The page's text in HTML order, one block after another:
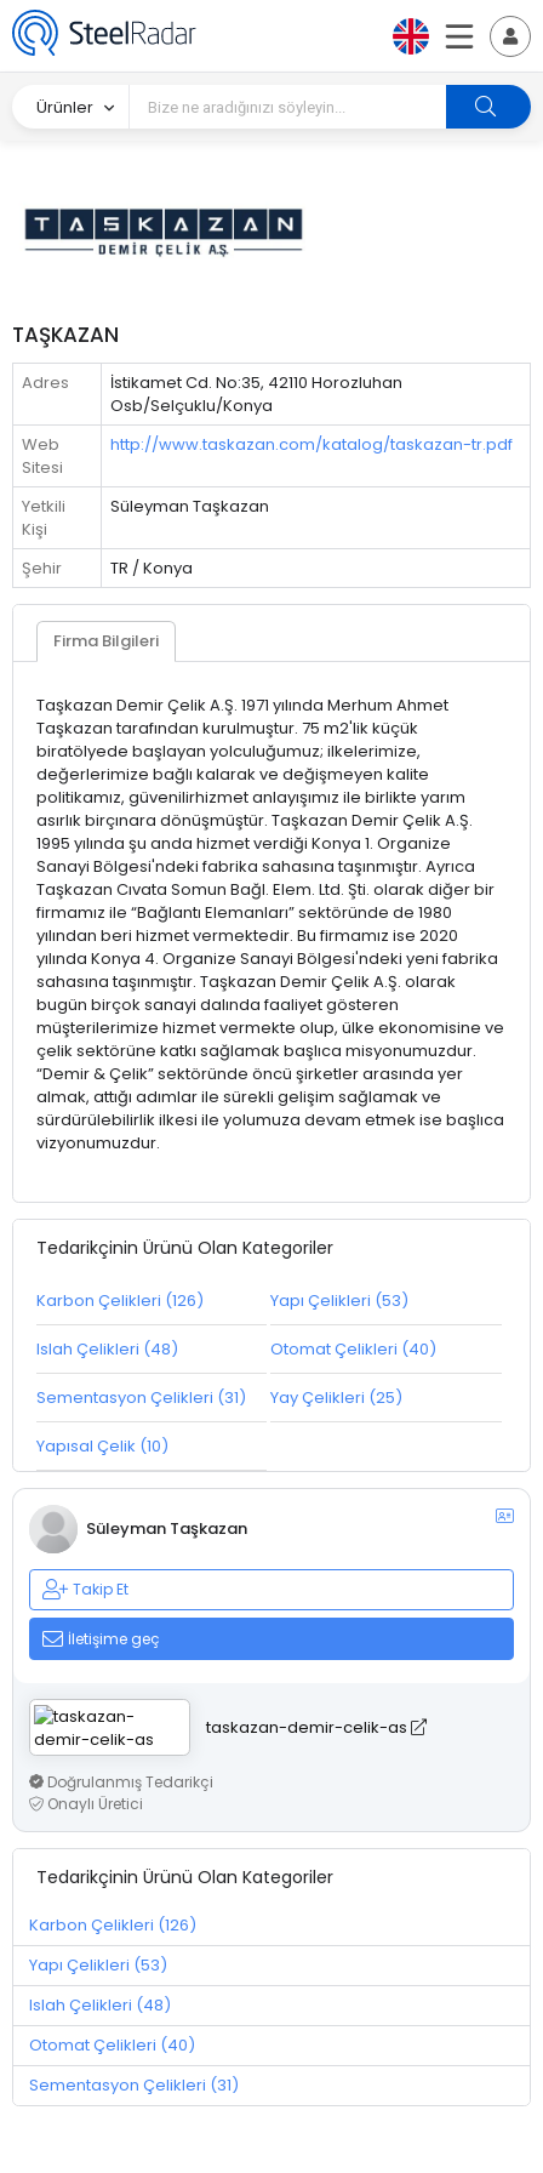
Ürünler
TAŞKAZAN
Adres
İstikamet Cd. No:35, 42110 Horozluhan
Osb/Selçuklu/Konya
Web
Sitesi
http://www.taskazan.com/katalog/taskazan-tr.pdf
Yetkili
Kişi
Süleyman Taşkazan
Şehir TR / Konya
Firma Bilgileri
Taşkazan Demir Çelik A.Ş. 1971 yılında Merhum Ahmet
Taşkazan tarafından kurulmuştur. 75 m2'lik küçük
biratölyede başlayan yolculuğumuz; ilkelerimize,
değerlerimize bağlı kalarak ve değişmeyen kalite
politikamız, güvenilirhizmet anlayışımız ile birlikte yarım
asırlık birçınara dönüşmüştür. Taşkazan Demir Çelik A.Ş.
1995 yılında şu anda hizmet verdiği Konya 1. Organize
Sanayi Bölgesi'ndeki fabrika sahasına taşınmıştır. Ayrıca
Taşkazan Cıvata Somun Bağl. Elem. Ltd. Şti. olarak diğer bir
firmamız ile “Bağlantı Elemanları” sektöründe de 1980
yılından beri hizmet vermektedir. Bu firmamız ise 2020
yılında Konya 4. Organize Sanayi Bölgesi'ndeki yeni fabrika
sahasına taşınmıştır. Taşkazan Demir Çelik A.Ş. olarak
bugün birçok sanayi dalında faaliyet gösteren
müşterilerimize hizmet vermekte olup, ülke ekonomisine ve
çelik sektörüne katkı sağlamak başlıca misyonumuzdur.
“Demir & Çelik” sektöründe öncü şirketler arasında yer
almak, attığı adımlar ile sürekli gelişim sağlamak ve
sürdürülebilirlik ilkesi ile yolumuza devam etmek ise başlıca
vizyonumuzdur.
Tedarikçinin Ürünü Olan Kategoriler
Karbon Çelikleri (126) Yapı Çelikleri (53)
Islah Çelikleri (48) Otomat Çelikleri (40)
Sementasyon Çelikleri (31) Yay Çelikleri (25)
Yapısal Çelik (10)
Süleyman Taşkazan
Takip Et
İletişime geç
taskazan-demir-celik-as
Doğrulanmış Tedarikçi
Onaylı Üretici
Tedarikçinin Ürünü Olan Kategoriler
Karbon Çelikleri (126)
Yapı Çelikleri (53)
Islah Çelikleri (48)
Otomat Çelikleri (40)
Sementasyon Çelikleri (31)